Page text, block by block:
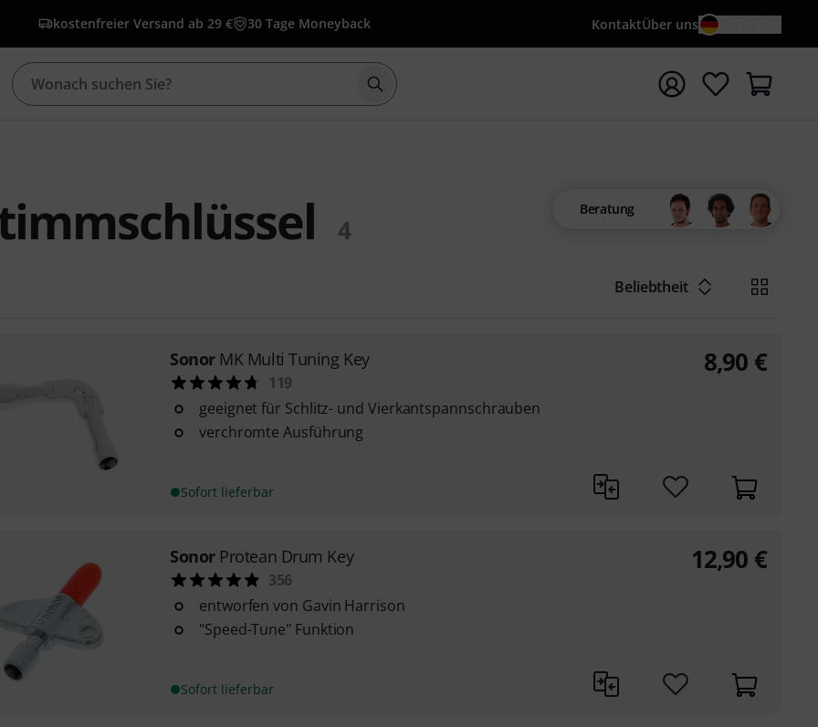
kostenfreier Versand ab 29 € 30 Tage Moneyback KontaktÜber uns
Suche mit Suchwort {searchTerm} starten
4
Beratung
Beliebtheit
Sonor MK Multi Tuning Key
119
geeignet für Schlitz- und Vierkantspannschrauben
verchromte Ausführung
Sofort lieferbar
8,90 €
Sonor Protean Drum Key
356
entworfen von Gavin Harrison
"Speed-Tune" Funktion
Sofort lieferbar
12,90 €